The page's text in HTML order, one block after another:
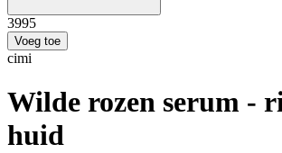
3995
Voeg toe
cimi
Wilde rozen serum -
huid